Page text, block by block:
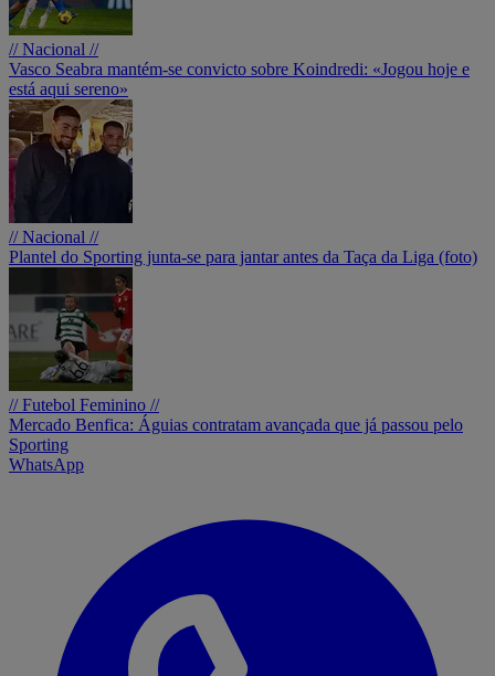
// Nacional //
Vasco Seabra mantém-se convicto sobre Koindredi: «Jogou hoje e
está aqui sereno»
// Nacional //
Plantel do Sporting junta-se para jantar antes da Taça da Liga (foto)
// Futebol Feminino //
Mercado Benfica: Águias contratam avançada que já passou pelo
Sporting
WhatsApp